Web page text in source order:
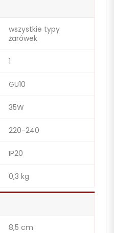
wszystkie typy
żarówek
1
GU10
35W
220-240
IP20
0,3 kg
8,5 cm